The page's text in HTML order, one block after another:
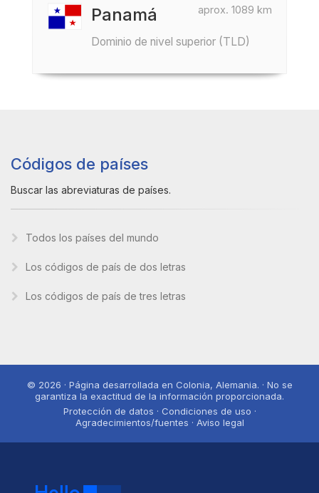
aprox. 1089 km
Panamá
Dominio de nivel superior (TLD)
Códigos de países
Buscar las abreviaturas de países.
Todos los países del mundo
Los códigos de país de dos letras
Los códigos de país de tres letras
© 2026 · Página desarrollada en Colonia, Alemania. · No se
garantiza la exactitud de la información proporcionada.
Protección de datos · Condiciones de uso ·
Agradecimientos/fuentes · Aviso legal